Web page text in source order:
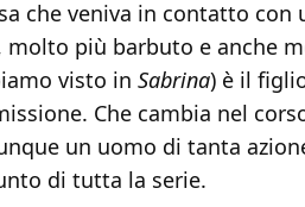
che veniva in contatto con
molto più barbuto e anche
visto in Sabrina) è il
Che cambia nel
un uomo di tanta
di tutta la serie.